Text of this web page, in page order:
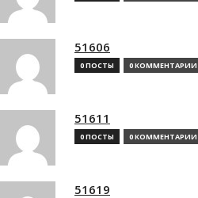
51606
0 ПОСТЫ 0 КОММЕНТАРИИ
51611
0 ПОСТЫ 0 КОММЕНТАРИИ
51619